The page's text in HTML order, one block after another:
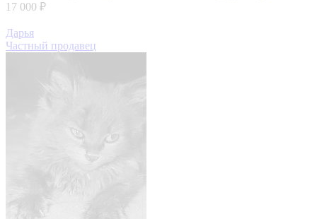
17 000 ₽
Дарья
Частный продавец